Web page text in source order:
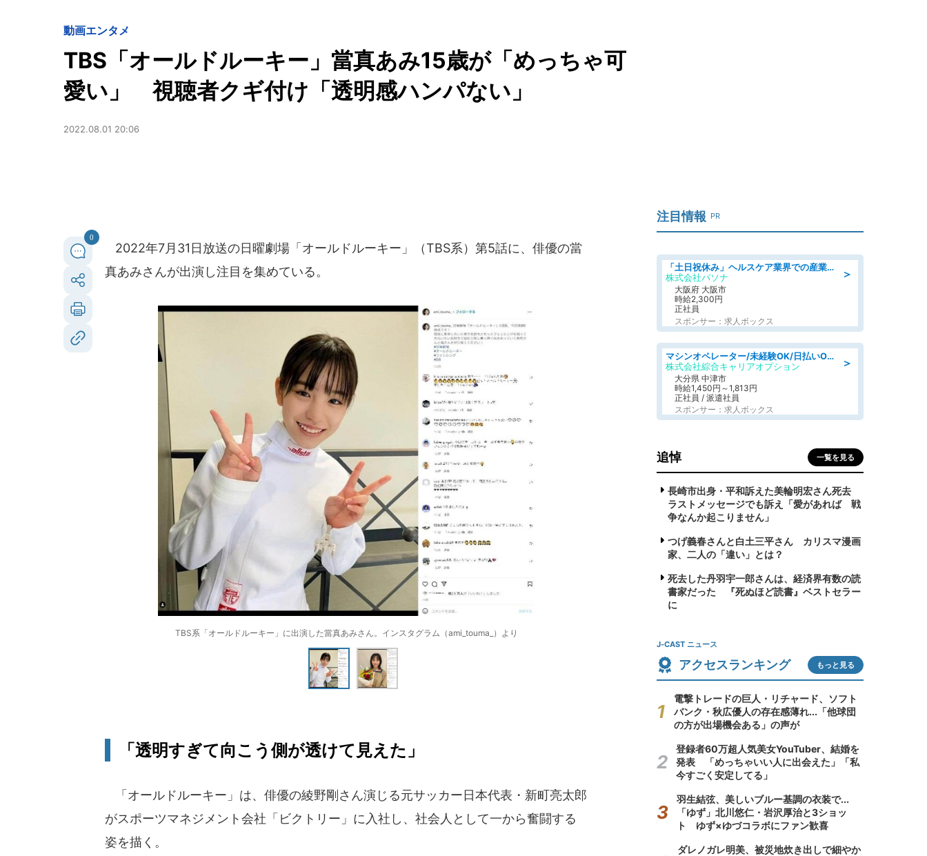
動画エンタメ
TBS「オールドルーキー」當真あみ15歳が「めっちゃ可
愛い」 視聴者クギ付け「透明感ハンパない」
2022.08.01 20:06
0
2022年7月31日放送の日曜劇場「オールドルーキー」（TBS系）第5話に、俳優の當
真あみさんが出演し注目を集めている。
TBS系「オールドルーキー」に出演した當真あみさん。インスタグラム（ami_touma_）より
「透明すぎて向こう側が透けて見えた」
「オールドルーキー」は、俳優の綾野剛さん演じる元サッカー日本代表・新町亮太郎
がスポーツマネジメント会社「ビクトリー」に入社し、社会人として一から奮闘する
姿を描く。
注目情報 PR
＞
「土日祝休み」ヘルスケア業界での産業保健師業務/看護師/高時給/要資格:正看護師
株式会社パソナ
大阪府 大阪市
時給2,300円
正社員
スポンサー：求人ボックス
＞
マシンオペレーター/未経験OK/日払いOK/交替制/20・30・40代活躍中/製造 工場
株式会社綜合キャリアオプション
大分県 中津市
時給1,450円～1,813円
正社員 / 派遣社員
スポンサー：求人ボックス
追悼 一覧を見る
長崎市出身・平和訴えた美輪明宏さん死去
ラストメッセージでも訴え「愛があれば 戦
争なんか起こりません」
つげ義春さんと白土三平さん カリスマ漫画
家、二人の「違い」とは？
死去した丹羽宇一郎さんは、経済界有数の読
書家だった 『死ぬほど読書』ベストセラー
に
J-CAST ニュース
アクセスランキング もっと見る
電撃トレードの巨人・リチャード、ソフト
バンク・秋広優人の存在感薄れ...「他球団
の方が出場機会ある」の声が
登録者60万超人気美女YouTuber、結婚を
発表 「めっちゃいい人に出会えた」「私
今すごく安定してる」
羽生結弦、美しいブルー基調の衣装で...
「ゆず」北川悠仁・岩沢厚治と3ショッ
ト ゆず×ゆづコラボにファン歓喜
ダレノガレ明美、被災地炊き出しで細やか